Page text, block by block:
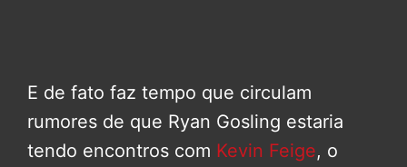
E de fato faz tempo que circulam
rumores de que Ryan Gosling estaria
tendo encontros com Kevin Feige, o